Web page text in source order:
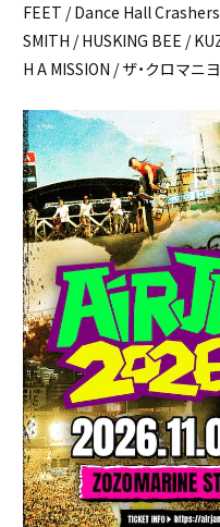
FEET / Dance Hall Crashers
SMITH / HUSKING BEE /
H A MISSION / ザ・クロマ